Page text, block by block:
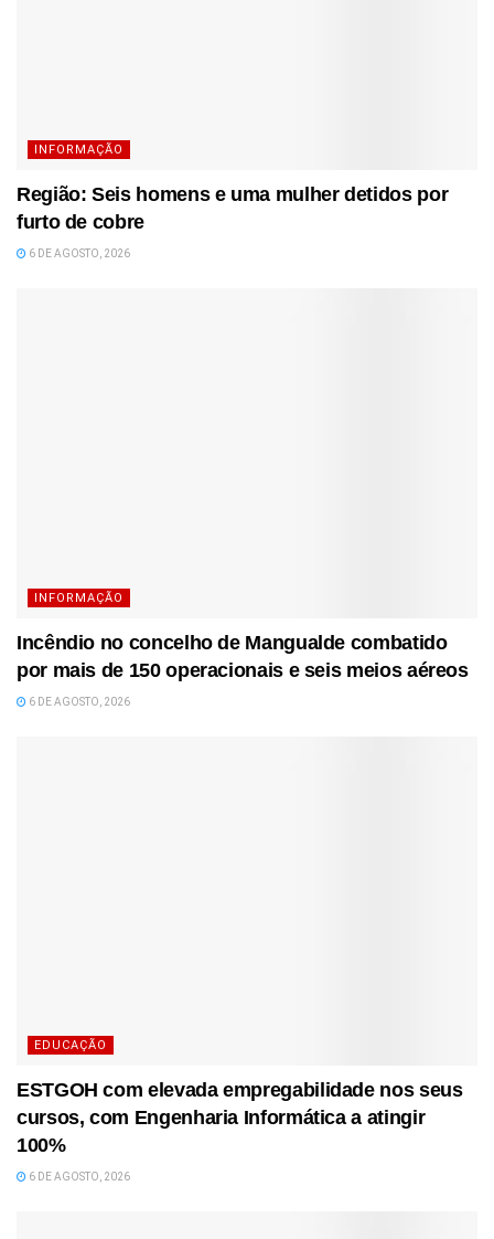
INFORMAÇÃO
Região: Seis homens e uma mulher detidos por
furto de cobre
6 DE AGOSTO, 2026
INFORMAÇÃO
Incêndio no concelho de Mangualde combatido
por mais de 150 operacionais e seis meios aéreos
6 DE AGOSTO, 2026
EDUCAÇÃO
ESTGOH com elevada empregabilidade nos seus
cursos, com Engenharia Informática a atingir
100%
6 DE AGOSTO, 2026